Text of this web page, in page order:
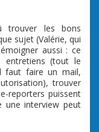
trouver les bons
sujet (Valérie, qui
aussi : ce
entretiens (tout le
faut faire un mail,
trouver
reporters puissent
une interview peut